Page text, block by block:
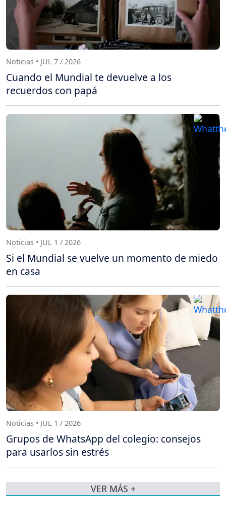
Noticias • JUL 7 / 2026
Cuando el Mundial te devuelve a los
recuerdos con papá
Noticias • JUL 1 / 2026
Si el Mundial se vuelve un momento de miedo
en casa
Noticias • JUL 1 / 2026
Grupos de WhatsApp del colegio: consejos
para usarlos sin estrés
VER MÁS +